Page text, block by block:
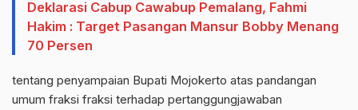
Deklarasi Cabup Cawabup Pemalang, Fahmi
Hakim : Target Pasangan Mansur Bobby Menang
70 Persen
tentang penyampaian Bupati Mojokerto atas pandangan
umum fraksi fraksi terhadap pertanggungjawaban